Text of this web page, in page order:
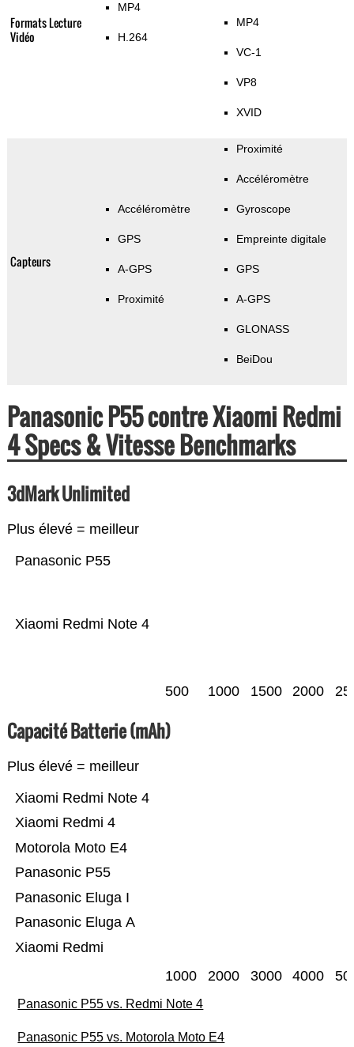
Formats Lecture
Vidéo
MP4
H.264
MP4
VC-1
VP8
XVID
Capteurs
Accéléromètre
GPS
A-GPS
Proximité
Proximité
Accéléromètre
Gyroscope
Empreinte digitale
GPS
A-GPS
GLONASS
BeiDou
Panasonic P55 contre Xiaomi Redmi
4 Specs & Vitesse Benchmarks
3dMark Unlimited
Plus élevé = meilleur
Xiaomi Redmi Note 4
Panasonic P55
500 1000 1500 2000
Capacité Batterie (mAh)
Plus élevé = meilleur
Xiaomi Redmi
Panasonic Eluga A
Panasonic Eluga I
Panasonic P55
Motorola Moto E4
Xiaomi Redmi 4
Xiaomi Redmi Note 4
1000 2000 3000 4000
Panasonic P55 vs. Redmi Note 4
Panasonic P55 vs. Motorola Moto E4